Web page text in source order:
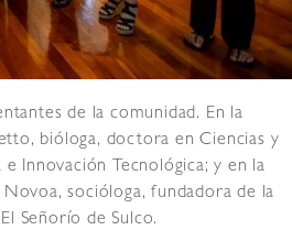
de la comunidad. En la
bióloga, doctora en Ciencias y
Innovación Tecnológica; y en la
socióloga, fundadora de la
Señorío de Sulco.